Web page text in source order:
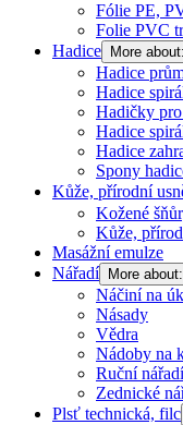
Fólie PE,
Folie PVC
Hadice
More
Hadice
Hadice
Hadičky
Hadice
Hadice
Spony
Kůže, přírodní
Kožené
Kůže,
Masážní emulze
Nářadí
More
Náčiní na
Násady
Vědra
Nádoby na
Ruční nářadí
Zednické
Plsť technická, filc